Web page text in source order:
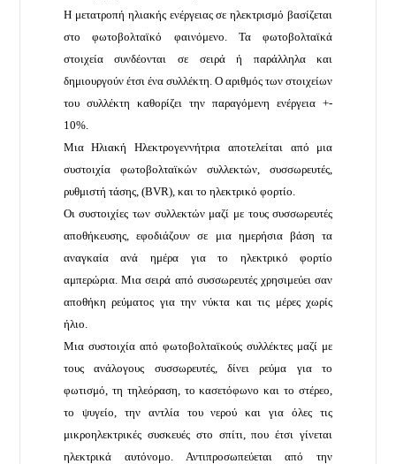
Η μετατροπή ηλιακής ενέργειας σε ηλεκτρισμό βασίζεται
στο φωτοβολταϊκό φαινόμενο. Τα φωτοβολταϊκά
στοιχεία συνδέονται σε σειρά ή παράλληλα και
δημιουργούν έτσι ένα συλλέκτη. Ο αριθμός των στοιχείων
του συλλέκτη καθορίζει την παραγόμενη ενέργεια +-
10%.
Μια Ηλιακή Ηλεκτρογεννήτρια αποτελείται από μια
συστοιχία φωτοβολταϊκών συλλεκτών, συσσωρευτές,
ρυθμιστή τάσης, (BVR), και το ηλεκτρικό φορτίο.
Οι συστοιχίες των συλλεκτών μαζί με τους συσσωρευτές
αποθήκευσης, εφοδιάζουν σε μια ημερήσια βάση τα
αναγκαία ανά ημέρα για το ηλεκτρικό φορτίο
αμπερώρια. Μια σειρά από συσσωρευτές χρησιμεύει σαν
αποθήκη ρεύματος για την νύκτα και τις μέρες χωρίς
ήλιο.
Μια συστοιχία από φωτοβολταϊκούς συλλέκτες μαζί με
τους ανάλογους συσσωρευτές, δίνει ρεύμα για το
φωτισμό, τη τηλεόραση, το κασετόφωνο και το στέρεο,
το ψυγείο, την αντλία του νερού και για όλες τις
μικροηλεκτρικές συσκευές στο σπίτι, που έτσι γίνεται
ηλεκτρικά αυτόνομο. Αντιπροσωπεύεται από την